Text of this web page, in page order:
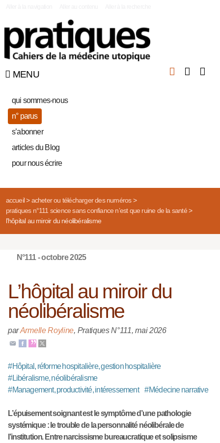
MENU
qui sommes-nous
n° parus
s’abonner
articles du Blog
pour nous écrire
accueil> acheter ou télécharger des numéros>
pratiques n°111 science sans confiance n’est que ruine de la santé>
l’hôpital au miroir du néolibéralisme
N°111 - octobre 2025
L’hôpital au miroir du
néolibéralisme
parArmelle Royline, Pratiques N°111,mai 2026
#Hôpital, réforme hospitalière, gestion hospitalière
#Libéralisme, néolibéralisme
#Management, productivité, intéressement #Médecine narrative
L’épuisement soignant est le symptôme d’une pathologie
systémique : le trouble de la personnalité néolibérale de
l’institution. Entre narcissisme bureaucratique et solipsisme